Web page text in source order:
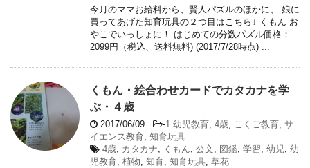
今月のママお給料から、賢人パズルのほかに、 娘に
買ってあげた知育玩具の２つ目はこちら↓ くもん お
やこでいっしょに！ はじめての分数パズル価格：
2099円（税込、送料無料) (2017/7/28時点) ...
くもん・絵合わせカードでカタカナを学
ぶ・４歳
2017/06/09 -1.幼児教育, 4歳, こくご教育, サ
イエンス教育, 知育玩具
4歳, カタカナ, くもん, 公文, 図鑑, 学習, 幼児, 幼
児教育, 植物, 知育, 知育玩具, 草花